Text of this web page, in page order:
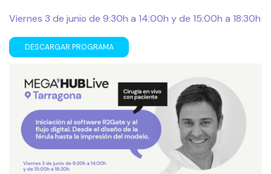
Viernes 3 de junio de 9:30h a 14:00h y de 15:00h a 18:30h
DESCARGAR PROGRAMA